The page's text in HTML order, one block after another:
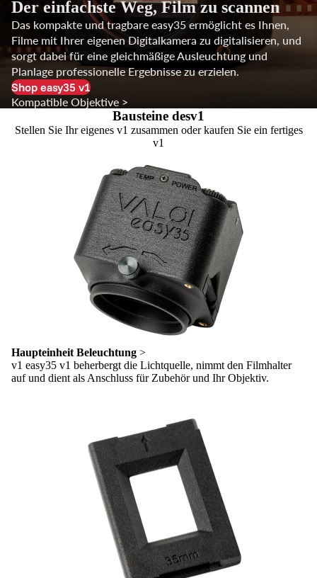
Der einfachste Weg, Film zu scannen
Das kompakte und tragbare easy35 ermöglicht es Ihnen,
Filme mit Ihrer eigenen Digitalkamera zu digitalisieren, und
sorgt dabei für eine gleichmäßige Ausleuchtung und
Planlage professionelle Ergebnisse zu erzielen.
Shop easy35 v1
Kompatible Objektive >
Bausteine desv1
Stellen Sie Ihr eigenes v1 zusammen oder kaufen Sie ein fertiges
v1
Haupteinheit Beleuchtung >
v1 easy35 v1 beherbergt die Lichtquelle, nimmt den Filmhalter
auf und dient als Anschluss für Zubehör und Ihr Objektiv.